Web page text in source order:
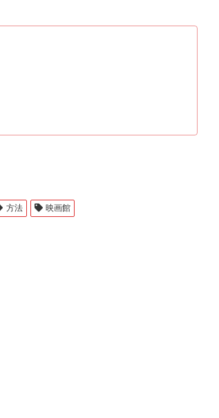
方法 映画館